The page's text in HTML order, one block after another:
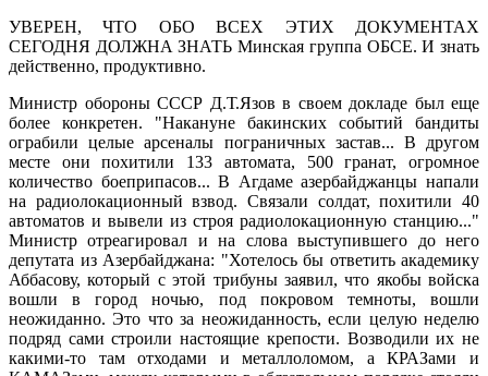
УВЕРЕН, ЧТО ОБО ВСЕХ ЭТИХ ДОКУМЕНТАХ
СЕГОДНЯ ДОЛЖНА ЗНАТЬ Минская группа ОБСЕ. И знать
действенно, продуктивно.
Министр обороны СССР Д.Т.Язов в своем докладе был еще
более конкретен. "Накануне бакинских событий бандиты
ограбили целые арсеналы пограничных застав... В другом
месте они похитили 133 автомата, 500 гранат, огромное
количество боеприпасов... В Агдаме азербайджанцы напали
на радиолокационный взвод. Связали солдат, похитили 40
автоматов и вывели из строя радиолокационную станцию..."
Министр отреагировал и на слова выступившего до него
депутата из Азербайджана: "Хотелось бы ответить академику
Аббасову, который с этой трибуны заявил, что якобы войска
вошли в город ночью, под покровом темноты, вошли
неожиданно. Это что за неожиданность, если целую неделю
подряд сами строили настоящие крепости. Возводили их не
какими-то там отходами и металлоломом, а КРАЗами и